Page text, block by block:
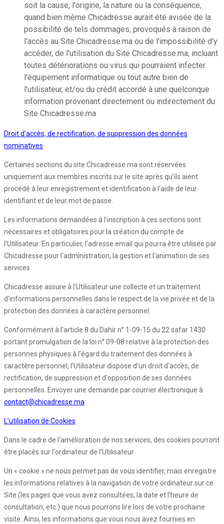
soit la cause, l'origine, la nature ou la conséquence,
quand bien même Chicadresse aurait été avisée de la
possibilité de tels dommages, provoqués à raison de
l'accès au Site Chicadresse.ma ou de l'impossibilité d'y
accéder, de l'utilisation du Site Chicadresse.ma, incluant
toutes détériorations ou virus qui pourraient infecter
l'équipement informatique ou tout autre bien de
l'utilisateur, et/ou du crédit accordé à une quelconque
information provenant directement ou indirectement du
Site Chicadresse.ma
Droit d'accès, de rectification, de suppression des données
nominatives
Certaines sections du site Chicadresse.ma sont réservées
uniquement aux membres inscrits sur le site après qu’ils aient
procédé à leur enregistrement et identification à l'aide de leur
identifiant et de leur mot de passe.
Les informations demandées à l’inscription à ces sections sont
nécessaires et obligatoires pour la création du compte de
l'Utilisateur. En particulier, l'adresse email qui pourra être utilisée par
Chicadresse pour l'administration, la gestion et l'animation de ses
services.
Chicadresse assure à l'Utilisateur une collecte et un traitement
d'informations personnelles dans le respect de la vie privée et de la
protection des données à caractère personnel.
Conformément à l’article 8 du Dahir n° 1-09-15 du 22 safar 1430
portant promulgation de la loi n° 09-08 relative à la protection des
personnes physiques à l'égard du traitement des données à
caractère personnel, l’Utilisateur dispose d'un droit d'accès, de
rectification, de suppression et d'opposition de ses données
personnelles. Envoyer une demande par courrier électronique à
contact@chicadresse.ma
L’utilisation de Cookies
Dans le cadre de l'amélioration de nos services, des cookies pourront
être placés sur l'ordinateur de l'Utilisateur.
Un « cookie » ne nous permet pas de vous identifier, mais enregistre
les informations relatives à la navigation de votre ordinateur sur ce
Site (les pages que vous avez consultées, la date et l'heure de
consultation, etc.) que nous pourrons lire lors de votre prochaine
visite. Ainsi, les informations que vous nous avez fournies en